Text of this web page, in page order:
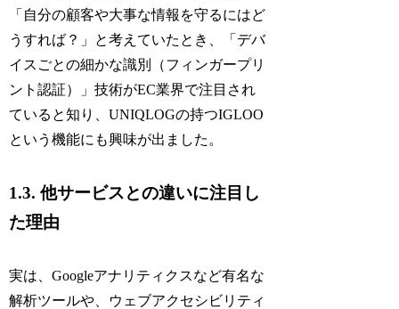
「自分の顧客や大事な情報を守るにはど
うすれば？」と考えていたとき、「デバ
イスごとの細かな識別（フィンガープリ
ント認証）」技術がEC業界で注目され
ていると知り、UNIQLOGの持つIGLOO
という機能にも興味が出ました。
1.3. 他サービスとの違いに注目し
た理由
実は、Googleアナリティクスなど有名な
解析ツールや、ウェブアクセシビリティ